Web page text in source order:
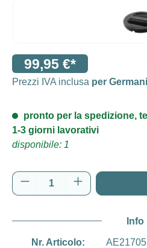
99,95 €*
Prezzi IVA inclusa per
pronto per la spedizione,
1-3 giorni lavorativi
disponibile: 1
Quantità del prodotto:
Info
Nr. Articolo:
AE21705